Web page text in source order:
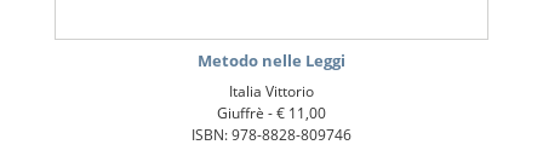
Metodo nelle Leggi
Italia Vittorio
Giuffrè -€ 11,00
ISBN: 978-8828-809746